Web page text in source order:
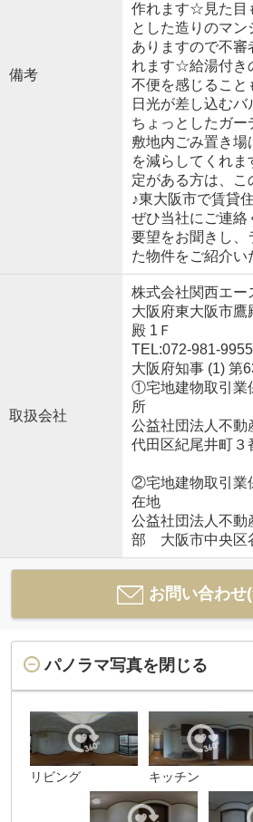
備考
作れます☆見た目
とした造りのマ
ありますので不審
れます☆給湯付き
不便を感じること
日光が差し込むバ
ちょっとしたガー
敷地内ごみ置き場
を減らしてくれ
定がある方は、こ
♪東大阪市で賃貸
ぜひ当社にご連絡
要望をお聞きし、
た物件をご紹介い
取扱会社
株式会社関西エー
大阪府東大阪市鷹
殿 1Ｆ
TEL:072-981-9955
大阪府知事 (1) 第
①宅地建物取引業
所
公益社団法人不
代田区紀尾井町
②宅地建物取引業
在地
公益社団法人不動
部 大阪市中央区
お問い合わせ
パノラマ写真を閉じる
リビング キッチン